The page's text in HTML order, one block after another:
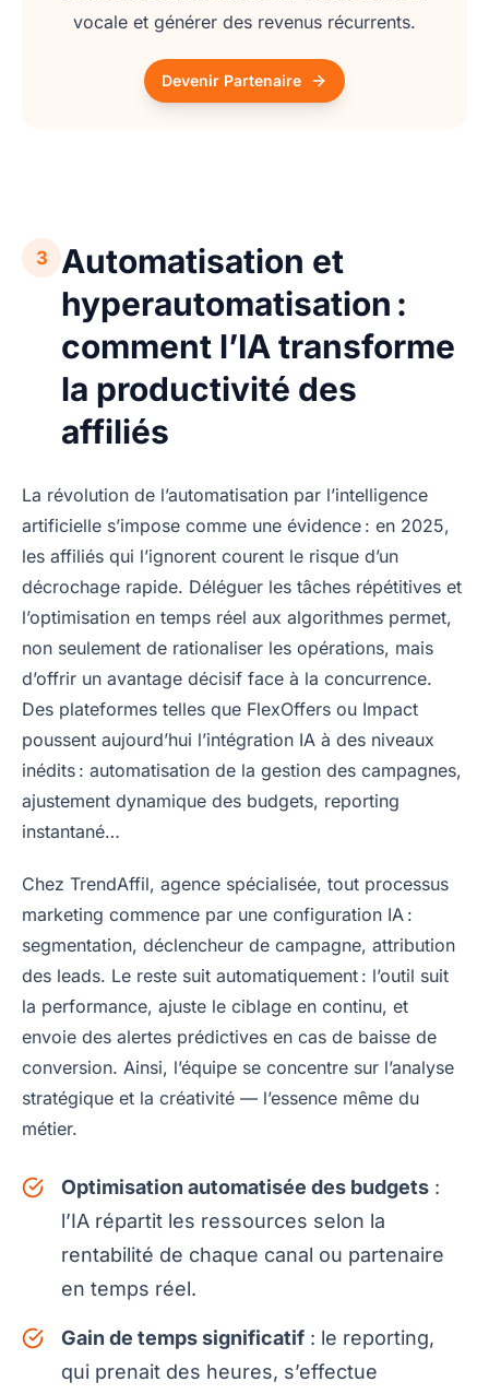
vocale et générer des revenus récurrents.
Devenir Partenaire
3
Automatisation et
hyperautomatisation :
comment l’IA transforme
la productivité des
affiliés
La révolution de l’automatisation par l’intelligence
artificielle s’impose comme une évidence : en 2025,
les affiliés qui l’ignorent courent le risque d’un
décrochage rapide. Déléguer les tâches répétitives et
l’optimisation en temps réel aux algorithmes permet,
non seulement de rationaliser les opérations, mais
d’offrir un avantage décisif face à la concurrence.
Des plateformes telles que FlexOffers ou Impact
poussent aujourd’hui l’intégration IA à des niveaux
inédits : automatisation de la gestion des campagnes,
ajustement dynamique des budgets, reporting
instantané…
Chez TrendAffil, agence spécialisée, tout processus
marketing commence par une configuration IA :
segmentation, déclencheur de campagne, attribution
des leads. Le reste suit automatiquement : l’outil suit
la performance, ajuste le ciblage en continu, et
envoie des alertes prédictives en cas de baisse de
conversion. Ainsi, l’équipe se concentre sur l’analyse
stratégique et la créativité — l’essence même du
métier.
Optimisation automatisée des budgets :
l’IA répartit les ressources selon la
rentabilité de chaque canal ou partenaire
en temps réel.
Gain de temps significatif : le reporting,
qui prenait des heures, s’effectue